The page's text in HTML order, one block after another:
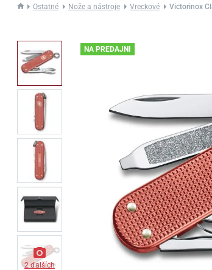
Ostatné Nože a nástroje Vreckové Victorinox
NA PREDAJNI
2 ďalších